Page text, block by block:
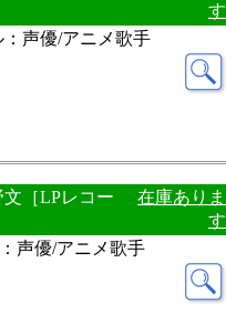
す
：声優/アニメ歌手
［LPレコー
在庫ありま
す
声優/アニメ歌手